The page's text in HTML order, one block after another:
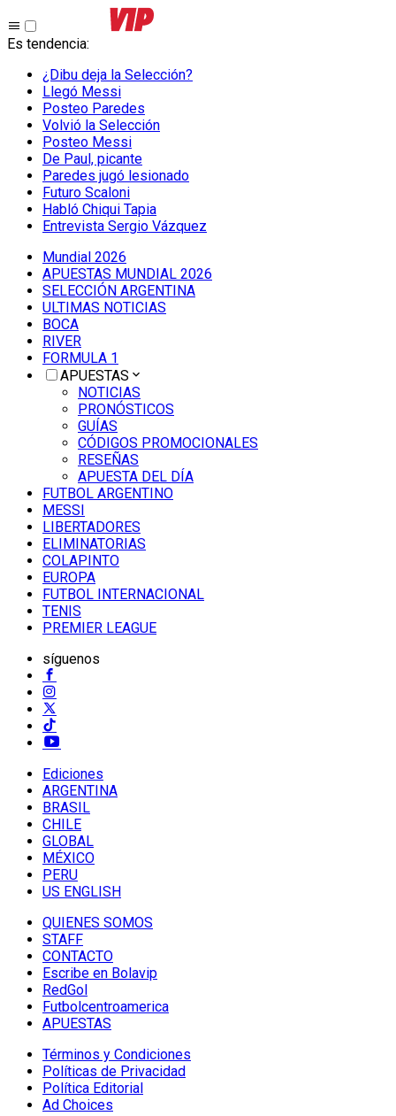
Es tendencia:
¿Dibu deja la Selección?
Llegó Messi
Posteo Paredes
Volvió la Selección
Posteo Messi
De Paul, picante
Paredes jugó lesionado
Futuro Scaloni
Habló Chiqui Tapia
Entrevista Sergio Vázquez
Mundial 2026
APUESTAS MUNDIAL 2026
SELECCIÓN ARGENTINA
ULTIMAS NOTICIAS
BOCA
RIVER
FORMULA 1
APUESTAS
NOTICIAS
PRONÓSTICOS
GUÍAS
CÓDIGOS PROMOCIONALES
RESEÑAS
APUESTA DEL DÍA
FUTBOL ARGENTINO
MESSI
LIBERTADORES
ELIMINATORIAS
COLAPINTO
EUROPA
FUTBOL INTERNACIONAL
TENIS
PREMIER LEAGUE
síguenos
Ediciones
ARGENTINA
BRASIL
CHILE
GLOBAL
MÉXICO
PERU
US ENGLISH
QUIENES SOMOS
STAFF
CONTACTO
Escribe en Bolavip
RedGol
Futbolcentroamerica
APUESTAS
Términos y Condiciones
Políticas de Privacidad
Política Editorial
Ad Choices